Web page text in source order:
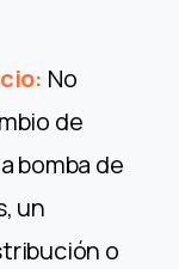
No
de
bomba de
un
o